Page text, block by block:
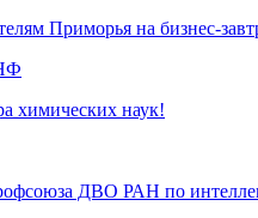
Приморья на бизнес-
химических наук!
ДВО РАН по